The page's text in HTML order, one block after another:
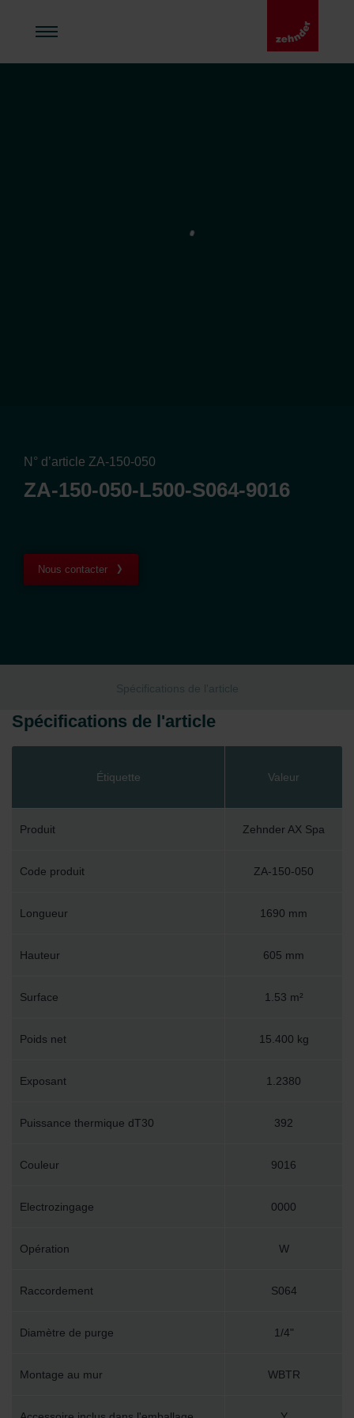
N° d’article ZA-150-050
ZA-150-050-L500-S064-9016
Nous contacter
Spécifications de l'article
Spécifications de l'article
Étiquette Valeur
Produit Zehnder AX Spa
Code produit ZA-150-050
Longueur 1690 mm
Hauteur 605 mm
Surface 1.53 m²
Poids net 15.400 kg
Exposant 1.2380
Puissance thermique dT30 392
Couleur 9016
Electrozingage 0000
Opération W
Raccordement S064
Diamètre de purge 1/4"
Montage au mur WBTR